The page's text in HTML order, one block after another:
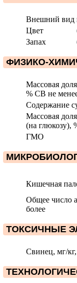
Внешний вид
Цвет
Запах
ФИЗИКО-
Массовая
% СВ не
Содержание
Массовая
(на глюкозу),
ГМО
Кишечная
Общее число
более
ТОКСИЧНЫЕ
Свинец, мг/